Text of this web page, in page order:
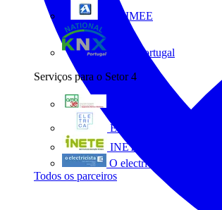
ANIMEE
KNX Portugal
Serviços para o Setor 4
Eletrica
INETE
O electricista
Todos os parceiros